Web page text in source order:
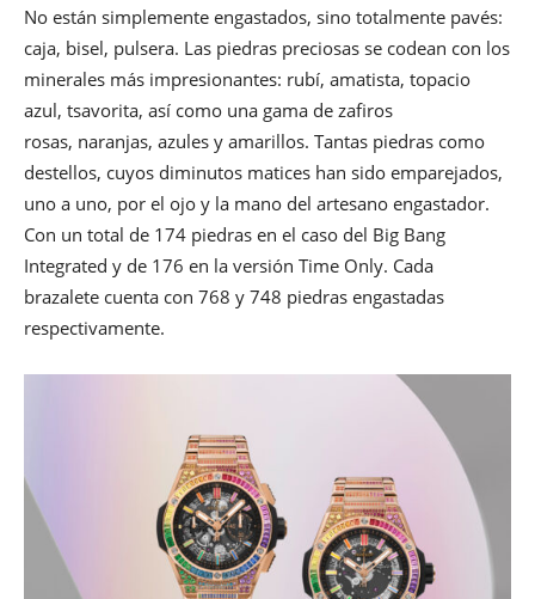
No están simplemente engastados, sino totalmente pavés:
caja, bisel, pulsera. Las piedras preciosas se codean con los
minerales más impresionantes: rubí, amatista, topacio
azul, tsavorita, así como una gama de zafiros
rosas, naranjas, azules y amarillos. Tantas piedras como
destellos, cuyos diminutos matices han sido emparejados,
uno a uno, por el ojo y la mano del artesano engastador.
Con un total de 174 piedras en el caso del Big Bang
Integrated y de 176 en la versión Time Only. Cada
brazalete cuenta con 768 y 748 piedras engastadas
respectivamente.